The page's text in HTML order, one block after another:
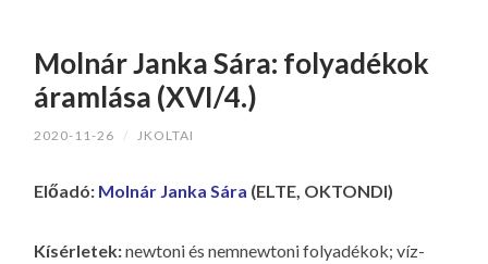
KT
CS
LA
Természettudományi
TARTALOMHOZ
Molnár Janka Sára: folyadékok
áramlása (XVI/4.)
2020-11-26 / JKOLTAI
Előadó: Molnár Janka Sára (ELTE, OKTONDI)
Kísérletek:newtoni és nemnewtoni folyadékok; víz-